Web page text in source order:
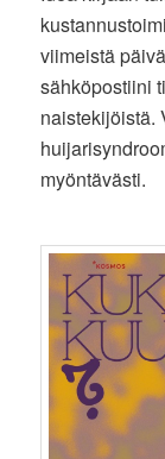
viimeistä
sähköpostiini
naistekijöistä.
myöntävästi.